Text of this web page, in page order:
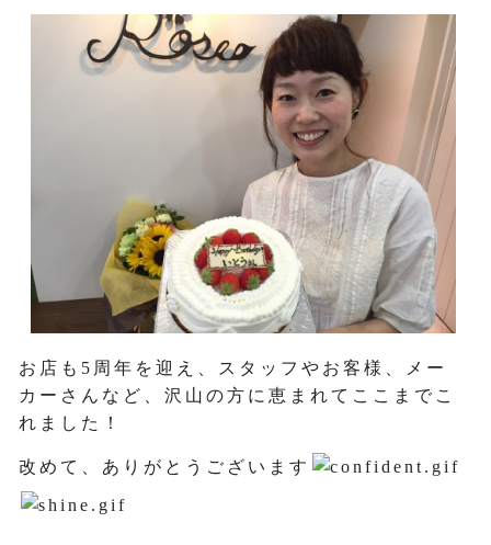
お店も5周年を迎え、スタッフやお客様、メー
カーさんなど、沢山の方に恵まれてここまでこ
れました！
改めて、ありがとうございます